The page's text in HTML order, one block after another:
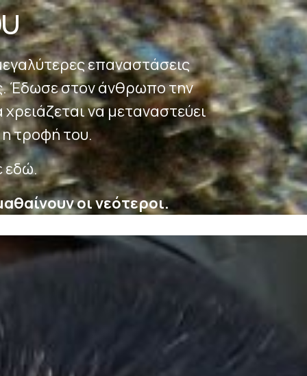
επαναστάσεις
Έδωσε στον άνθρωπο την
χρειάζεται να μεταναστεύει
τροφή του.
εδώ.
οι νεότεροι.